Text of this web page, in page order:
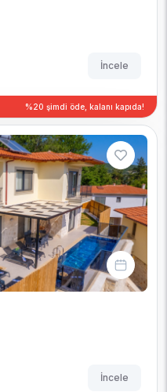
İncele
%20 şimdi öde, kalanı kapıda!
İncele